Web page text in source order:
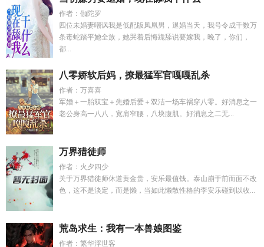
作者：伽陀罗
四位未婚妻嘲讽我是低配版凤凰男，退婚当天，我号令成千数万
条毒蛇踏平她全族，她哭着后悔跪舔说要嫁我，晚了，你们，
都...
八零娇软后妈，撩最猛军官嘎嘎乱杀
作者：万喜喜
军婚＋一胎双宝＋先婚后爱＋双洁一场车祸穿八零。好消息之一
老公身高一八八，宽肩窄腰，八块腹肌。好消息之二无...
万界猎徒师
作者：火夕四少
关于万界猎徒师休道黄金贵，安乐最值钱。泰山崩于前而面不改
色，这不是淡定，而是懒，当如此懒散性格的李安乐碰到以收...
荒岛求生：我有一本兽娘图鉴
作者：繁华浮世客